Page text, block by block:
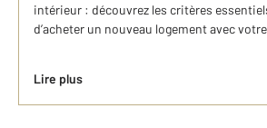
intérieur : découvrez les critères
d’acheter un nouveau logement avec
Lire plus